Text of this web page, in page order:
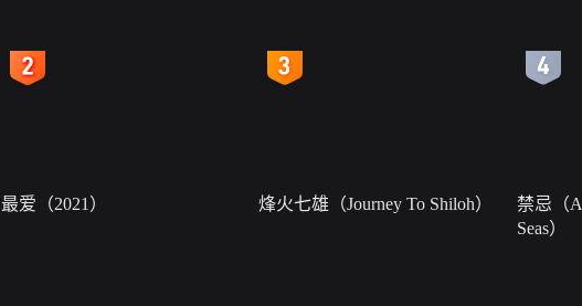
最爱（2021） 烽火七雄（Journey To Shiloh）
禁忌（A
Seas）